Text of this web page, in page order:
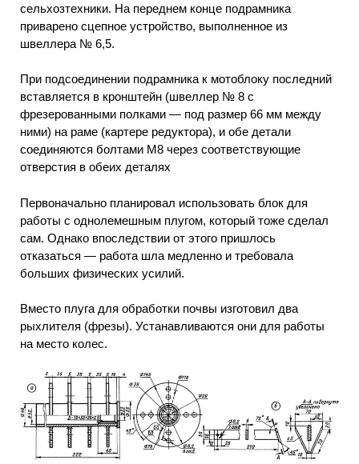
сельхозтехники. На переднем конце подрамника
приварено сцепное устройство, выполненное из
швеллера № 6,5.
При подсоединении подрамника к мотоблоку последний
вставляется в кронштейн (швеллер № 8 с
фрезерованными полками — под размер 66 мм между
ними) на раме (картере редуктора), и обе детали
соединяются болтами М8 через соответствующие
отверстия в обеих деталях
Первоначально планировал использовать блок для
работы с однолемешным плугом, который тоже сделал
сам. Однако впоследствии от этого пришлось
отказаться — работа шла медленно и требовала
больших физических усилий.
Вместо плуга для обработки почвы изготовил два
рыхлителя (фрезы). Устанавливаются они для работы
на место колес.